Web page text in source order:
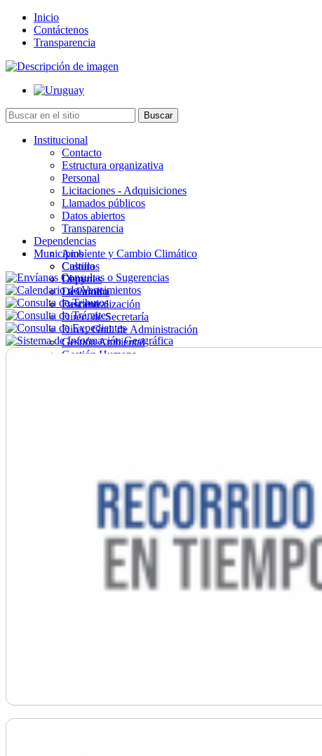
Inicio
Contáctenos
Transparencia
Institucional
Contacto
Estructura organizativa
Personal
Licitaciones - Adquisiciones
Llamados públicos
Datos abiertos
Transparencia
Dependencias
Ambiente y Cambio Climático
Cultura
Deportes
Desarrollo
Descentralización
Direc. de Secretaría
Direc. Gral. de Administración
Gestión Ambiental
Gestión Humana
Municipios
Castillos
Chuy
La Paloma
Lascano